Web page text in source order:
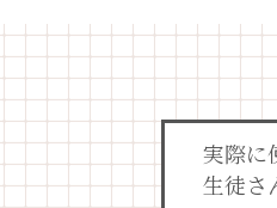
実際に
生徒さ